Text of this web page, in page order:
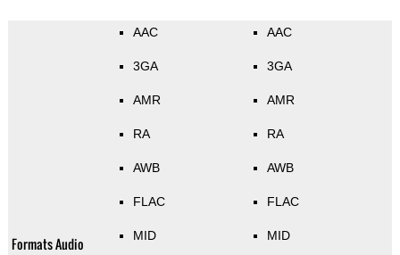
Formats Audio
AAC
3GA
AMR
RA
AWB
FLAC
MID
AAC
3GA
AMR
RA
AWB
FLAC
MID